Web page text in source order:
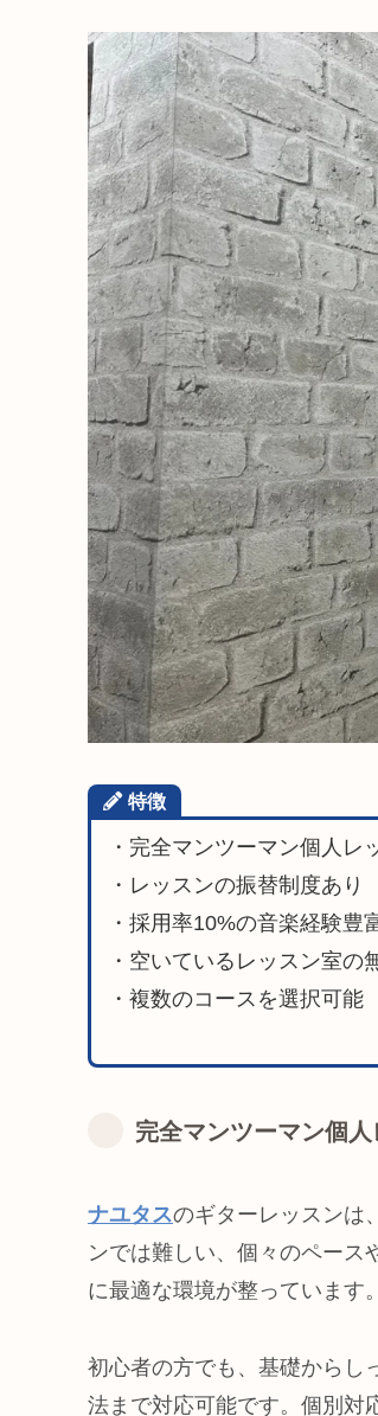
特徴
・完全マンツーマン個人レ
・レッスンの振替制度あり
・採用率10%の音楽経験豊
・空いているレッスン室の
・複数のコースを選択可能
完全マンツーマン個人
ナユタスのギターレッスンは
ンでは難しい、個々のペース
に最適な環境が整っています。
初心者の方でも、基礎からし
法まで対応可能です。個別対